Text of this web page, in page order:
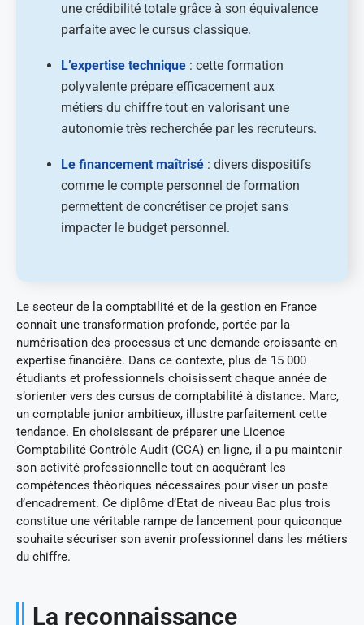
une crédibilité totale grâce à son équivalence
parfaite avec le cursus classique.
L’expertise technique : cette formation
polyvalente prépare efficacement aux
métiers du chiffre tout en valorisant une
autonomie très recherchée par les recruteurs.
Le financement maîtrisé : divers dispositifs
comme le compte personnel de formation
permettent de concrétiser ce projet sans
impacter le budget personnel.
Le secteur de la comptabilité et de la gestion en France
connaît une transformation profonde, portée par la
numérisation des processus et une demande croissante en
expertise financière. Dans ce contexte, plus de 15 000
étudiants et professionnels choisissent chaque année de
s’orienter vers des cursus de comptabilité à distance. Marc,
un comptable junior ambitieux, illustre parfaitement cette
tendance. En choisissant de préparer une Licence
Comptabilité Contrôle Audit (CCA) en ligne, il a pu maintenir
son activité professionnelle tout en acquérant les
compétences théoriques nécessaires pour viser un poste
d’encadrement. Ce diplôme d’Etat de niveau Bac plus trois
constitue une véritable rampe de lancement pour quiconque
souhaite sécuriser son avenir professionnel dans les métiers
du chiffre.
La reconnaissance